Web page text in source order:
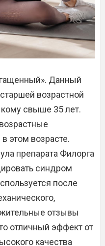
Данный
возрастной
кому свыше 35 лет.
этом возрасте.
препарата Филорга
синдром
после
отзывы
отличный эффект от
качества